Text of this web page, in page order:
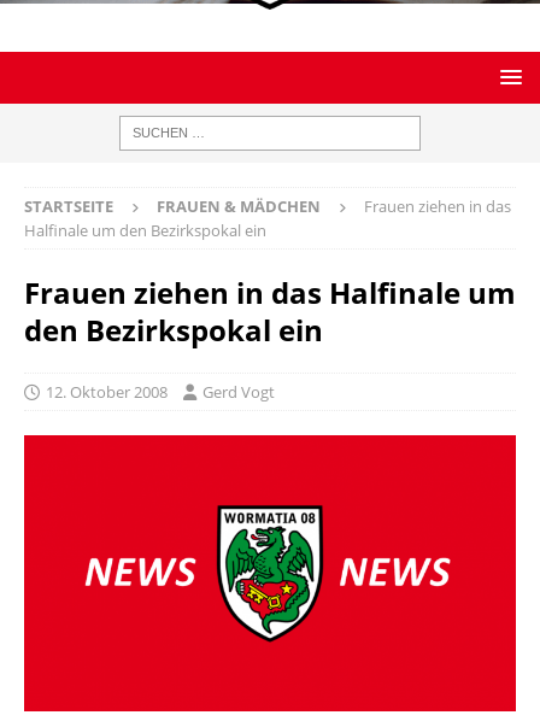
STARTSEITE FRAUEN & MÄDCHEN
Frauen ziehen in das
Halfinale um den Bezirkspokal ein
Frauen ziehen in das Halfinale um
den Bezirkspokal ein
12. Oktober 2008 Gerd Vogt